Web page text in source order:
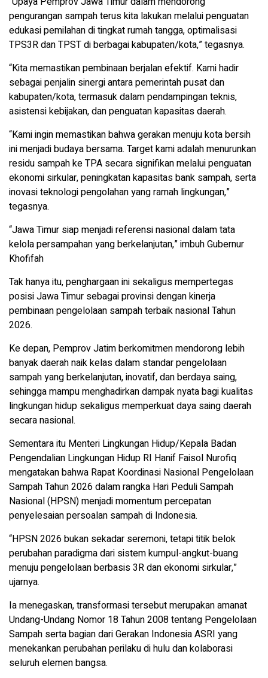
pengurangan sampah terus kita lakukan melalui penguatan
edukasi pemilahan di tingkat rumah tangga, optimalisasi
TPS3R dan TPST di berbagai kabupaten/kota,” tegasnya.
“Kita memastikan pembinaan berjalan efektif. Kami hadir
sebagai penjalin sinergi antara pemerintah pusat dan
kabupaten/kota, termasuk dalam pendampingan teknis,
asistensi kebijakan, dan penguatan kapasitas daerah.
“Kami ingin memastikan bahwa gerakan menuju kota bersih
ini menjadi budaya bersama. Target kami adalah menurunkan
residu sampah ke TPA secara signifikan melalui penguatan
ekonomi sirkular, peningkatan kapasitas bank sampah, serta
inovasi teknologi pengolahan yang ramah lingkungan,”
tegasnya.
“Jawa Timur siap menjadi referensi nasional dalam tata
kelola persampahan yang berkelanjutan,” imbuh Gubernur
Khofifah
Tak hanya itu, penghargaan ini sekaligus mempertegas
posisi Jawa Timur sebagai provinsi dengan kinerja
pembinaan pengelolaan sampah terbaik nasional Tahun
2026.
Ke depan, Pemprov Jatim berkomitmen mendorong lebih
banyak daerah naik kelas dalam standar pengelolaan
sampah yang berkelanjutan, inovatif, dan berdaya saing,
sehingga mampu menghadirkan dampak nyata bagi kualitas
lingkungan hidup sekaligus memperkuat daya saing daerah
secara nasional.
Sementara itu Menteri Lingkungan Hidup/Kepala Badan
Pengendalian Lingkungan Hidup RI Hanif Faisol Nurofiq
mengatakan bahwa Rapat Koordinasi Nasional Pengelolaan
Sampah Tahun 2026 dalam rangka Hari Peduli Sampah
Nasional (HPSN) menjadi momentum percepatan
penyelesaian persoalan sampah di Indonesia.
“HPSN 2026 bukan sekadar seremoni, tetapi titik belok
perubahan paradigma dari sistem kumpul-angkut-buang
menuju pengelolaan berbasis 3R dan ekonomi sirkular,”
ujarnya.
Ia menegaskan, transformasi tersebut merupakan amanat
Undang-Undang Nomor 18 Tahun 2008 tentang Pengelolaan
Sampah serta bagian dari Gerakan Indonesia ASRI yang
menekankan perubahan perilaku di hulu dan kolaborasi
seluruh elemen bangsa.